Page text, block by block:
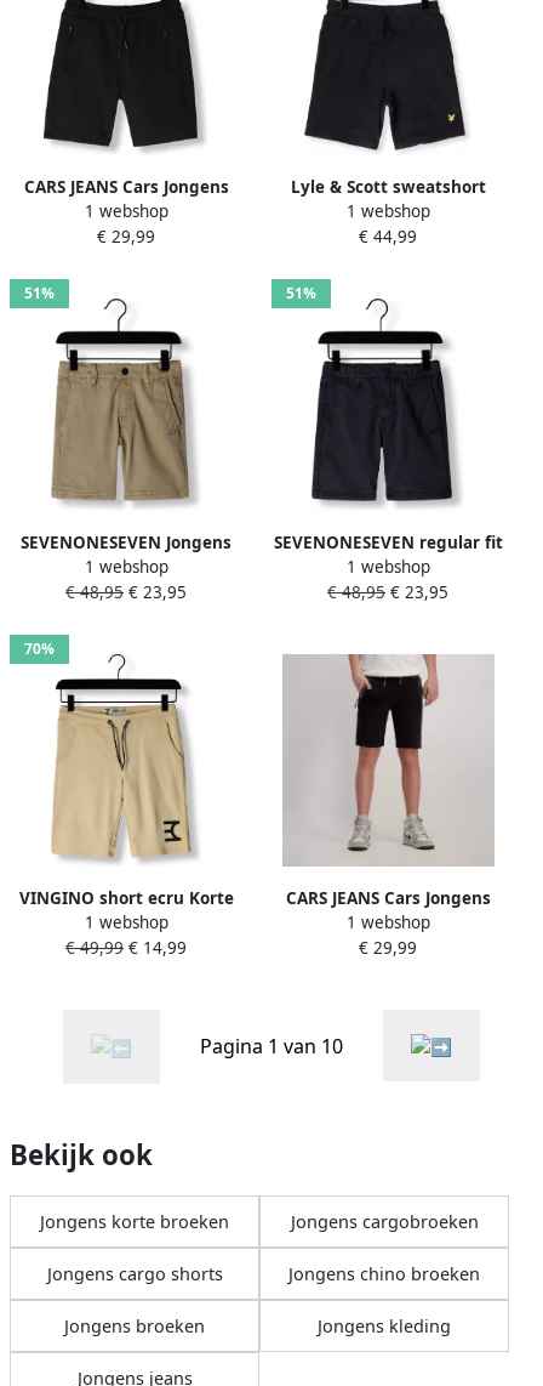
CARS JEANS Cars Jongens
Broeken Herell Zwart
1 webshop
€ 29,99
Lyle & Scott sweatshort
MLB2012V donkerblauw
Effen 128 134
1 webshop
€ 44,99
51%
SEVENONESEVEN Jongens
Broeken Short Zand
1 webshop
€ 48,95 € 23,95
51%
SEVENONESEVEN regular fit
short blauw Korte broek
Jongens Stretchkatoen 110
1 webshop
€ 48,95 € 23,95
70%
VINGINO short ecru Korte
broek Jongens Katoen 140
1 webshop
€ 49,99 € 14,99
CARS JEANS Cars Jongens
Broeken Kids Braga Sw
Short Zwart
1 webshop
€ 29,99
Pagina 1 van 10
Bekijk ook
Jongens korte broeken Jongens cargobroeken
Jongens cargo shorts Jongens chino broeken
Jongens broeken Jongens kleding
Jongens jeans